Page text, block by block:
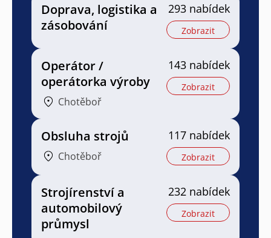
Doprava, logistika a
zásobování
293 nabídek
Zobrazit
Operátor /
operátorka výroby
Chotěboř
143 nabídek
Zobrazit
Obsluha strojů
Chotěboř
117 nabídek
Zobrazit
Strojírenství a
automobilový
průmysl
232 nabídek
Zobrazit